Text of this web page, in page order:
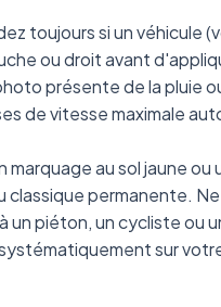
toujours si un véhicule
ou droit avant
présente de la pluie
de vitesse maximale
marquage au sol jaune
classique permanente.
un piéton, un cycliste ou
sur